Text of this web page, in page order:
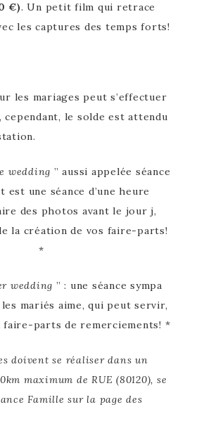
€). Un petit film qui retrace
les captures des temps forts!
les mariages peut s’effectuer
le solde est attendu
wedding ” aussi appelée séance
est une séance d’une heure
des photos avant le jour j,
la création de vos faire-parts!
*
wedding ” : une séance sympa
mariés aime, qui peut servir,
parts de remerciements! *
doivent se réaliser dans un
maximum de RUE (80120), se
Famille sur la page des